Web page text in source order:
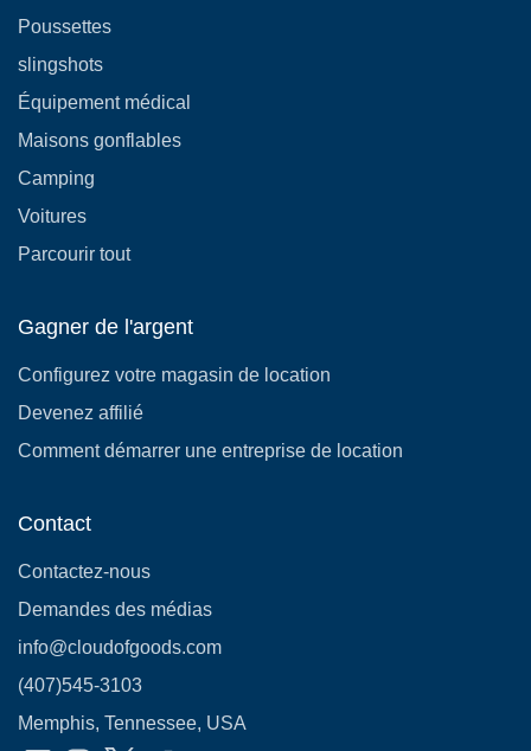
Poussettes
slingshots
Équipement médical
Maisons gonflables
Camping
Voitures
Parcourir tout
Gagner de l'argent
Configurez votre magasin de location
Devenez affilié
Comment démarrer une entreprise de location
Contact
Contactez-nous
Demandes des médias
info@cloudofgoods.com
(407)545-3103
Memphis, Tennessee, USA